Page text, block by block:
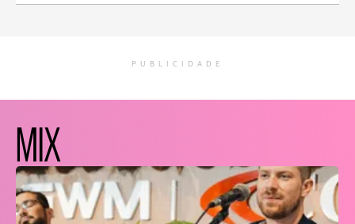
PUBLICIDADE
MIX